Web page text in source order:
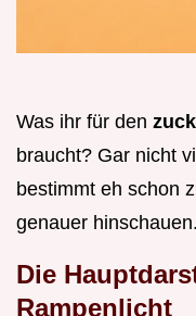
Was ihr für den
braucht? Gar nicht
bestimmt eh schon
genauer hinschauen.
Die
Rampenlicht